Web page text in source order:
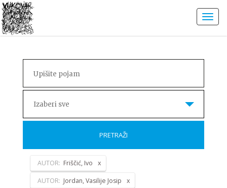
Izaberi sve
PRETRAŽI
AUTOR: Friščić, Ivo
AUTOR: Jordan, Vasilije Josip